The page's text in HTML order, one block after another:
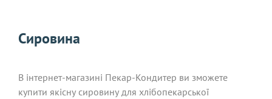
Сировина
В інтернет-магазині Пекар-Кондитер ви зможете
купити якісну сировину для хлібопекарської